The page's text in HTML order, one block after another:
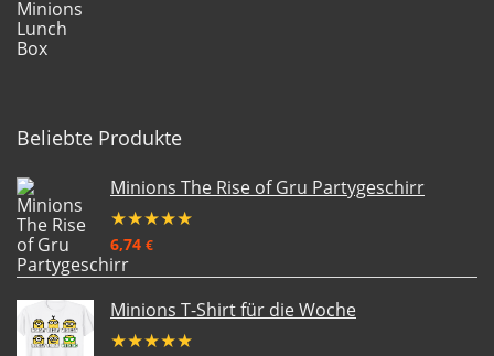
Beliebte Produkte
Minions The Rise of Gru Partygeschirr
★★★★★
6,74 €
Minions T-Shirt für die Woche
★★★★★